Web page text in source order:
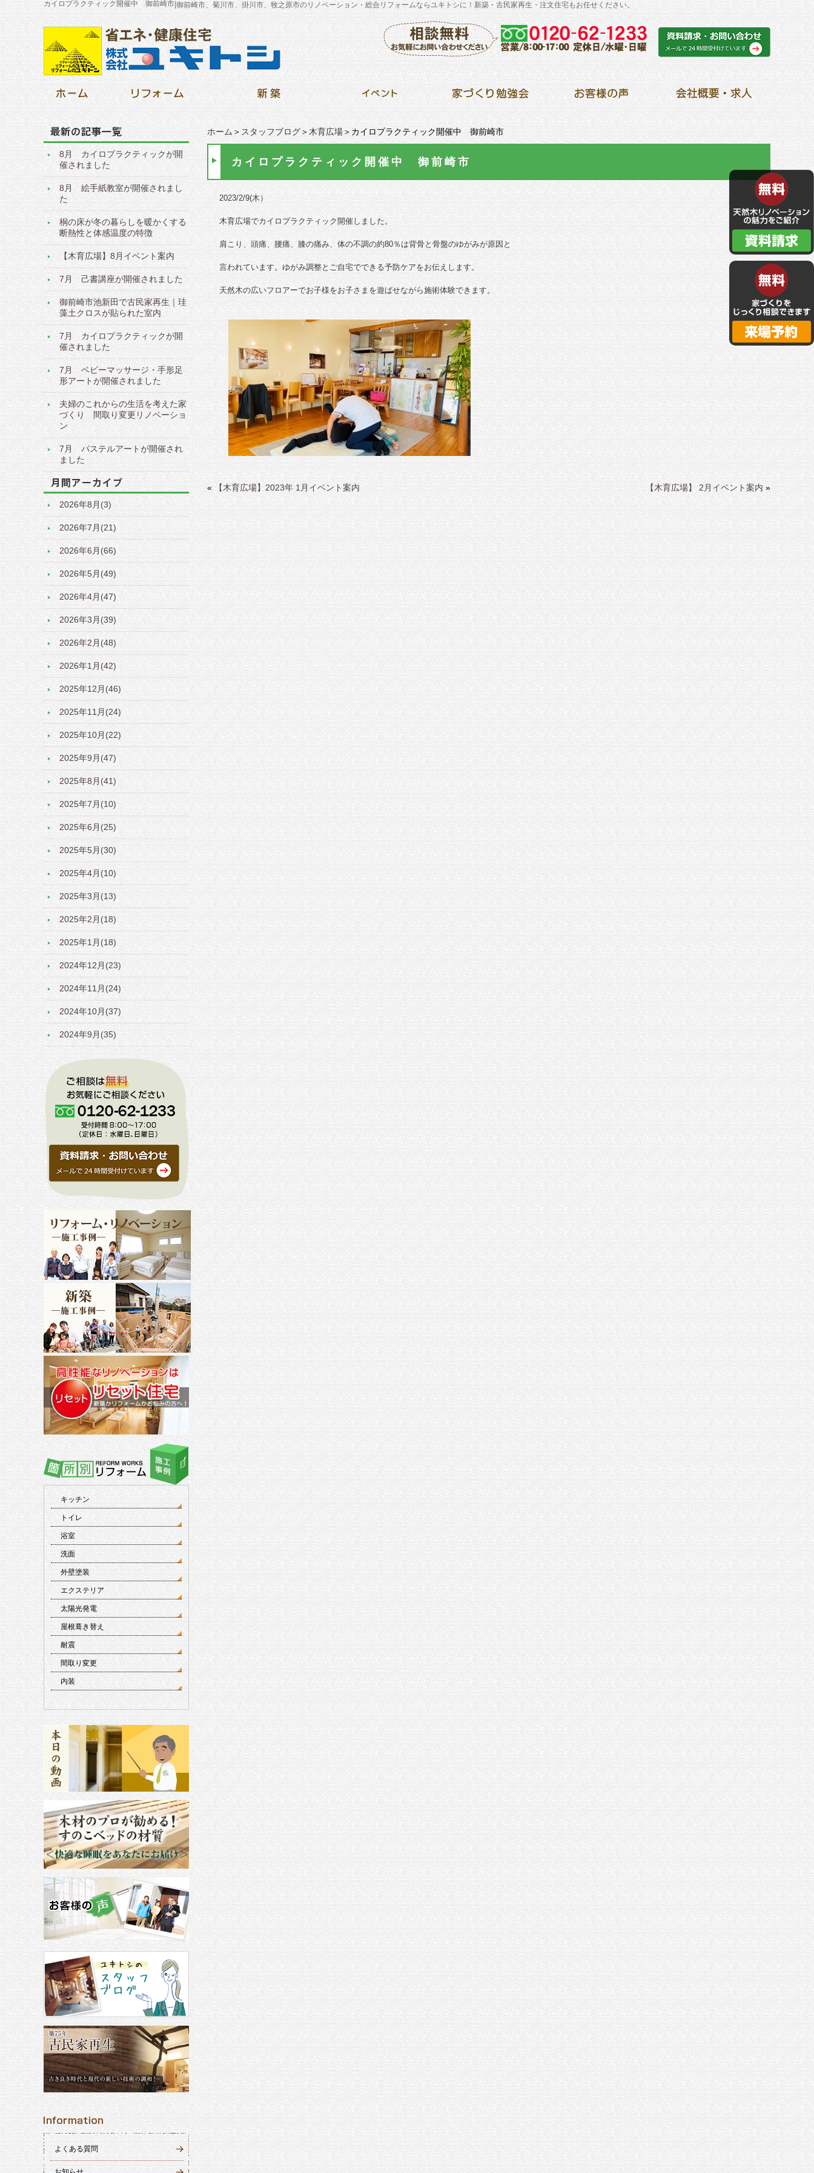
カイロプラクティック開催中 御前崎市|御前崎市、菊川市、掛川市、牧之原市のリノベーション・総合リフォームならユキトシに！新築・古民家再生・注文住宅もお任せください。
ホーム＞スタッフブログ＞木育広場＞カイロプラクティック開催中 御前崎市
カイロプラクティック開催中 御前崎市
2023/2/9(木）
木育広場でカイロプラクティック開催しました。
肩こり、頭痛、腰痛、膝の痛み、体の不調の約80％は背骨と骨盤のゆがみが原因と
言われています。ゆがみ調整とご自宅でできる予防ケアをお伝えします。
天然木の広いフロアーでお子様をお子さまを遊ばせながら施術体験できます。
«【木育広場】2023年 1月イベント案内 【木育広場】 2月イベント案内»
8月 カイロプラクティックが開
催されました
8月 絵手紙教室が開催されまし
た
桐の床が冬の暮らしを暖かくする
断熱性と体感温度の特徴
【木育広場】8月イベント案内
7月 己書講座が開催されました
御前崎市池新田で古民家再生｜珪
藻土クロスが貼られた室内
7月 カイロプラクティックが開
催されました
7月 ベビーマッサージ・手形足
形アートが開催されました
夫婦のこれからの生活を考えた家
づくり 間取り変更リノベーショ
ン
7月 パステルアートが開催され
ました
2026年8月(3)
2026年7月(21)
2026年6月(66)
2026年5月(49)
2026年4月(47)
2026年3月(39)
2026年2月(48)
2026年1月(42)
2025年12月(46)
2025年11月(24)
2025年10月(22)
2025年9月(47)
2025年8月(41)
2025年7月(10)
2025年6月(25)
2025年5月(30)
2025年4月(10)
2025年3月(13)
2025年2月(18)
2025年1月(18)
2024年12月(23)
2024年11月(24)
2024年10月(37)
2024年9月(35)
キッチン
トイレ
浴室
洗面
外壁塗装
エクステリア
太陽光発電
屋根葺き替え
耐震
間取り変更
内装
よくある質問